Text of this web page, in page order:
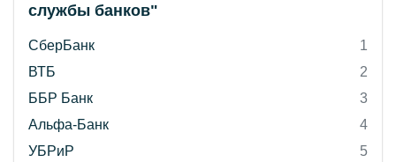
службы банков"
СберБанк
1
ВТБ
2
ББР Банк
3
Альфа-Банк
4
УБРиР
5